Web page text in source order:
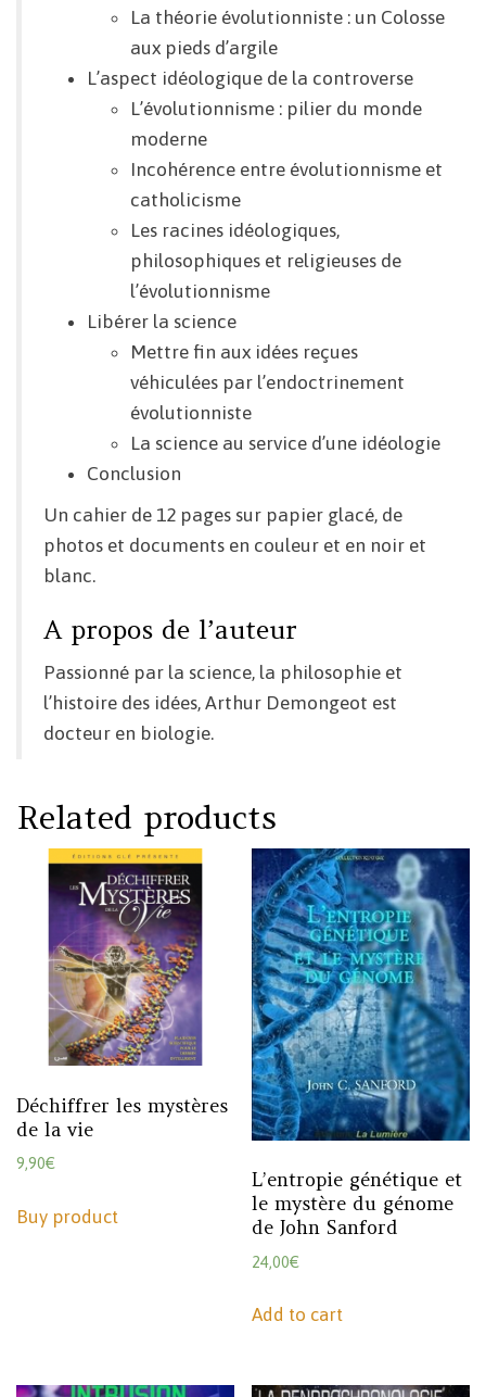
La théorie évolutionniste : un Colosse
aux pieds d’argile
L’aspect idéologique de la controverse
L’évolutionnisme : pilier du monde
moderne
Incohérence entre évolutionnisme et
catholicisme
Les racines idéologiques,
philosophiques et religieuses de
l’évolutionnisme
Libérer la science
Mettre fin aux idées reçues
véhiculées par l’endoctrinement
évolutionniste
La science au service d’une idéologie
Conclusion
Un cahier de 12 pages sur papier glacé, de
photos et documents en couleur et en noir et
blanc.
A propos de l’auteur
Passionné par la science, la philosophie et
l’histoire des idées, Arthur Demongeot est
docteur en biologie.
Related products
Déchiffrer les mystères
de la vie
9,90€
Buy product
L’entropie génétique et
le mystère du génome
de John Sanford
24,00€
Add to cart